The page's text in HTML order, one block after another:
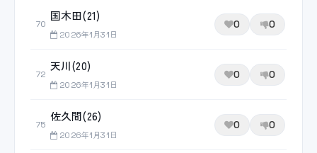
70
国木田(21)
2026年1月31日
0 0
72
天川(20)
2026年1月31日
0 0
75
佐久間(26)
2026年1月31日
0 0